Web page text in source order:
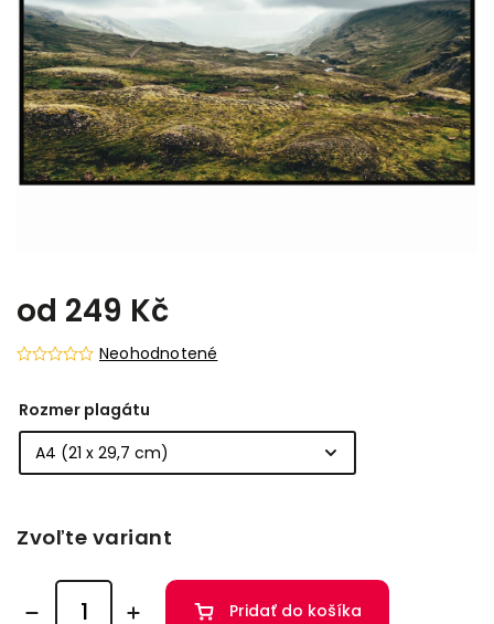
od 249 Kč
Neohodnotené
Rozmer plagátu
Zvoľte variant
Pridať do košíka